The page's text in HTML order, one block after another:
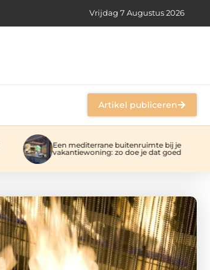
Vrijdag 7 Augustus 2026
Artikel publiceren
Een mediterrane buitenruimte bij je
vakantiewoning: zo doe je dat goed